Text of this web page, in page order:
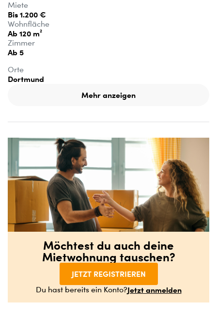
Miete
Bis 1.200 €
Wohnfläche
Ab 120 m²
Zimmer
Ab 5
Orte
Dortmund
Mehr anzeigen
Möchtest du auch deine
Mietwohnung tauschen?
JETZT REGISTRIEREN
Du hast bereits ein Konto?Jetzt anmelden